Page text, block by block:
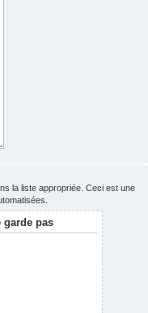
la liste appropriée. Ceci est une
garde pas